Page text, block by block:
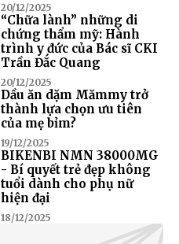
20/12/2025
“Chữa lành” những di
chứng thẩm mỹ: Hành
trình y đức của Bác sĩ CKI
Trần Đắc Quang
20/12/2025
Dầu ăn dặm Mămmy trở
thành lựa chọn ưu tiên
của mẹ bỉm?
19/12/2025
BIKENBI NMN 38000MG
- Bí quyết trẻ đẹp không
tuổi dành cho phụ nữ
hiện đại
18/12/2025